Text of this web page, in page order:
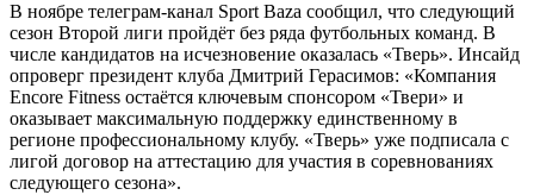
В ноябре телеграм-канал Sport Baza сообщил, что следующий
сезон Второй лиги пройдёт без ряда футбольных команд. В
числе кандидатов на исчезновение оказалась «Тверь». Инсайд
опроверг президент клуба Дмитрий Герасимов: «Компания
Encore Fitness остаётся ключевым спонсором «Твери» и
оказывает максимальную поддержку единственному в
регионе профессиональному клубу. «Тверь» уже подписала с
лигой договор на аттестацию для участия в соревнованиях
следующего сезона».